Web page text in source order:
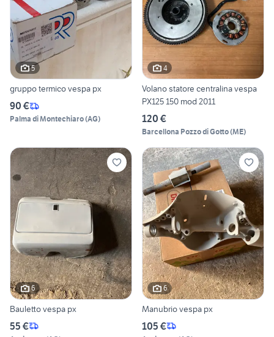
5
gruppo termico vespa px
90 €
Palma di Montechiaro(AG)
4
Volano statore centralina vespa
PX125 150 mod 2011
120 €
Barcellona Pozzo di Gotto(ME)
6
Bauletto vespa px
55 €
6
Manubrio vespa px
105 €